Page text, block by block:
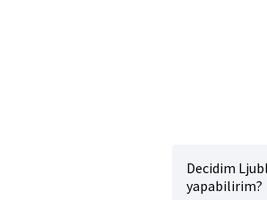
Decidim
yapabilirim?